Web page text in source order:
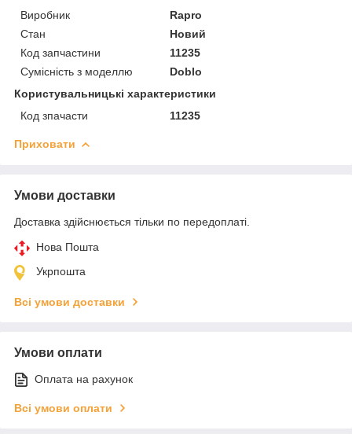
Виробник
Rapro
Стан
Новий
Код запчастини
11235
Сумісність з моделлю
Doblo
Користувальницькі характеристики
Код зпачасти
11235
Приховати
Умови доставки
Доставка здійснюється тільки по передоплаті.
Нова Пошта
Укрпошта
Всі умови доставки
Умови оплати
Оплата на рахунок
Всі умови оплати